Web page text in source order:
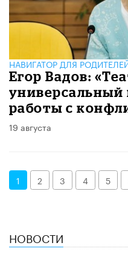
НАВИГАТОР ДЛЯ
Егор Вадов:
универсальный
работы с
19 августа
1 2 3 4 5
НОВОСТИ